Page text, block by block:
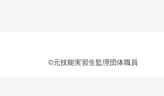
©元技能実習生監理団体職員